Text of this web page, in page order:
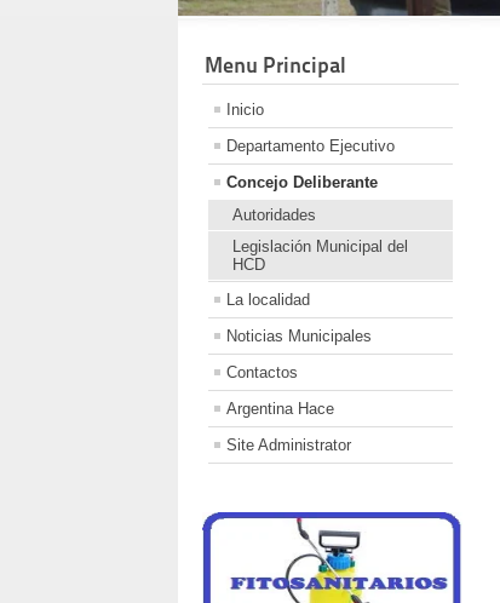
Menu Principal
Inicio
Departamento Ejecutivo
Concejo Deliberante
Autoridades
Legislación Municipal del
HCD
La localidad
Noticias Municipales
Contactos
Argentina Hace
Site Administrator